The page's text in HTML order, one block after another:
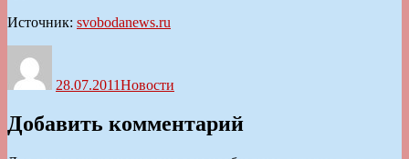
Источник: svobodanews.ru
28.07.2011Новости
Добавить комментарий